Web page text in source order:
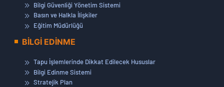
Bilgi Güvenliği Yönetim Sistemi
Basın ve Halkla İlişkiler
Eğitim Müdürlüğü
BİLGİ EDİNME
Tapu İşlemlerinde Dikkat Edilecek Hususlar
Bilgi Edinme Sistemi
Stratejik Plan